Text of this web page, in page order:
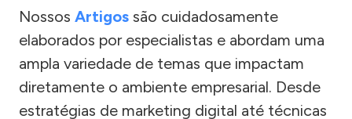
Nossos Artigos são cuidadosamente
elaborados por especialistas e abordam uma
ampla variedade de temas que impactam
diretamente o ambiente empresarial. Desde
estratégias de marketing digital até técnicas